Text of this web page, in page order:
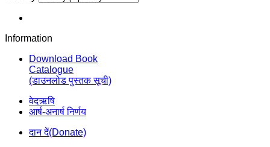
Information
Download Book
Catalogue
(डाउनलोड पुस्तक सूची)
वेदऋषि
आर्ष-अनार्ष निर्णय
दान दें(Donate)